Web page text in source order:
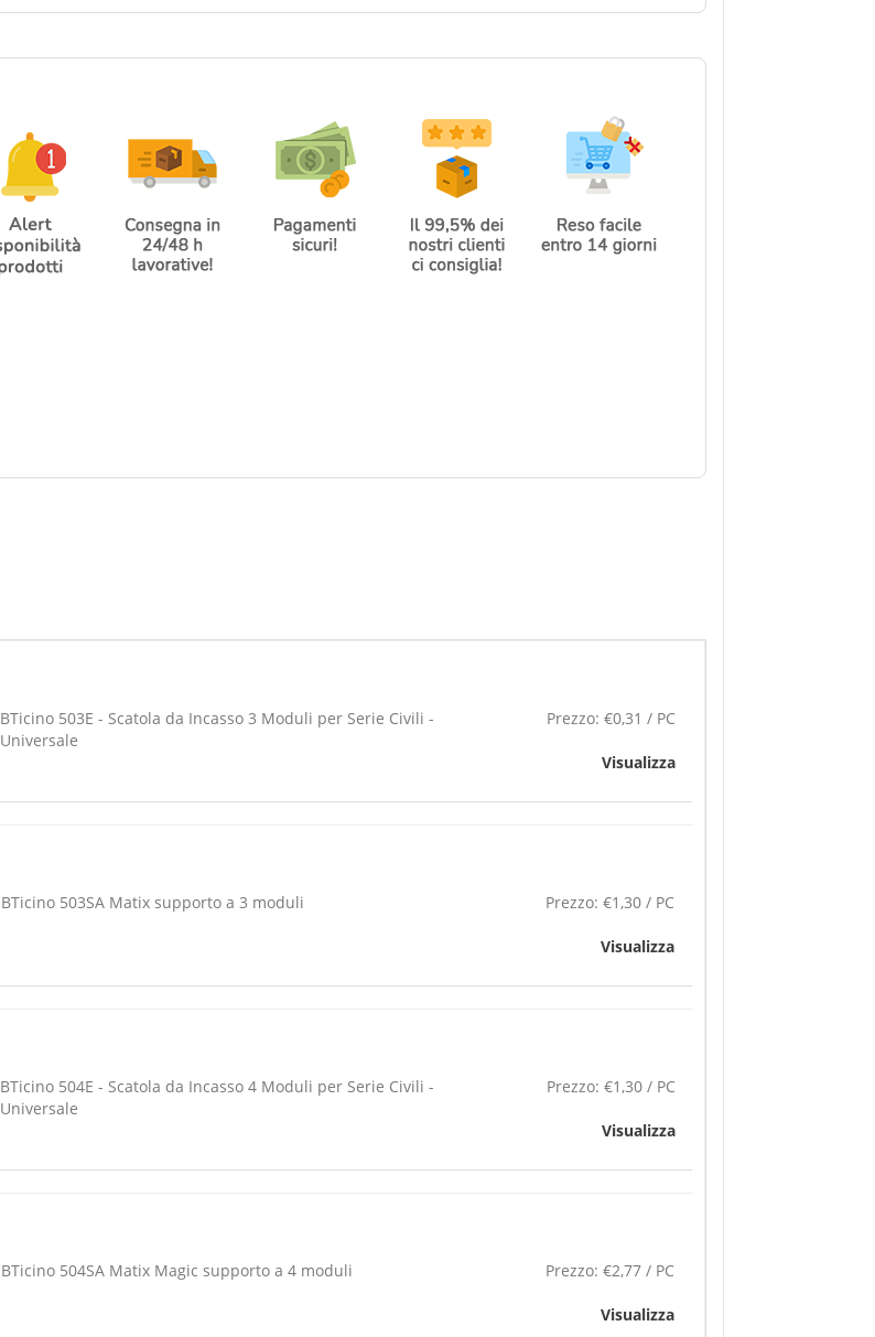
BTicino 503E - Scatola da Incasso 3 Moduli per Serie Civili -
Universale
Prezzo:€0,31 / PC
Visualizza
BTicino 503SA Matix supporto a 3 moduli Prezzo:€1,30 / PC
Visualizza
BTicino 504E - Scatola da Incasso 4 Moduli per Serie Civili -
Universale
Prezzo:€1,30 / PC
Visualizza
BTicino 504SA Matix Magic supporto a 4 moduli Prezzo:€2,77 / PC
Visualizza